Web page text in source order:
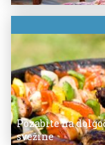
Pozabite na
svežine